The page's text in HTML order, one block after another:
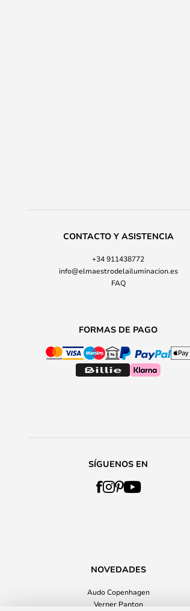
CONTACTO Y ASISTENCIA
+34 911438772
info@elmaestrodelailuminacion.es
FAQ
FORMAS DE PAGO
SÍGUENOS EN
NOVEDADES
Audo Copenhagen
Verner Panton